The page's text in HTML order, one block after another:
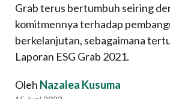
Grab terus bertumbuh seiring
komitmennya terhadap
berkelanjutan, sebagaimana
Laporan ESG Grab 2021.
Oleh Nazalea Kusuma